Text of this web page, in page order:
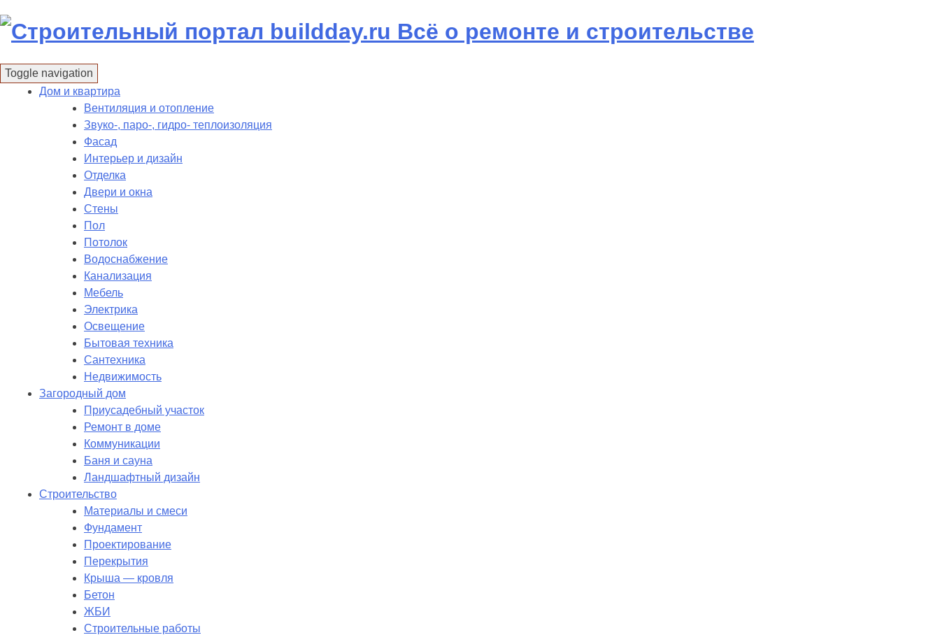
to
content
Toggle navigation
Дом и квартира
Вентиляция и отопление
Звуко-, паро-, гидро- теплоизоляция
Фасад
Интерьер и дизайн
Отделка
Двери и окна
Стены
Пол
Потолок
Водоснабжение
Канализация
Мебель
Электрика
Освещение
Бытовая техника
Сантехника
Недвижимость
Загородный дом
Приусадебный участок
Ремонт в доме
Коммуникации
Баня и сауна
Ландшафтный дизайн
Строительство
Материалы и смеси
Фундамент
Проектирование
Перекрытия
Крыша — кровля
Бетон
ЖБИ
Строительные работы